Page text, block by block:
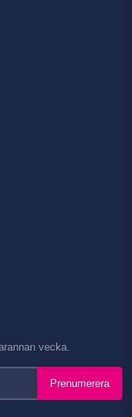
vecka.
Prenumerera